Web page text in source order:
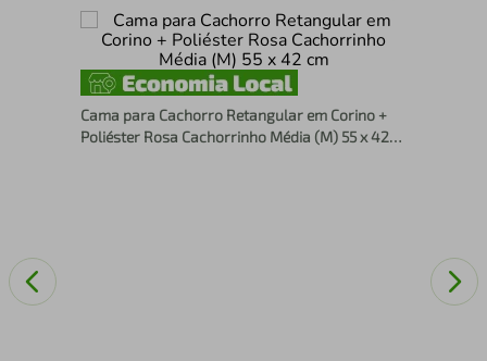
Cama para Cachorro Retangular em Corino +
Poliéster Rosa Cachorrinho Média (M) 55 x 42